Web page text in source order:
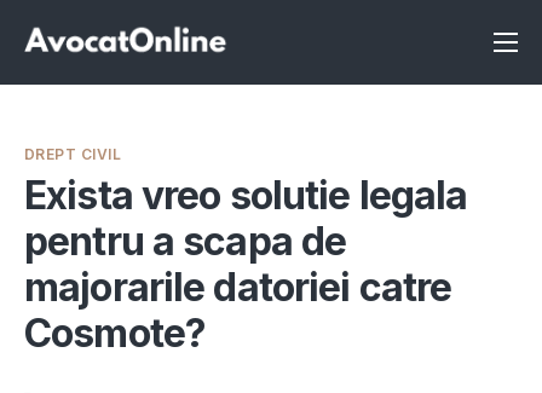
Înscrie-te ca avocat
Servicii
Despre noi
Programeaza consultanta
Intrebari
DREPT CIVIL
Exista vreo solutie legala
pentru a scapa de
majorarile datoriei catre
Cosmote?